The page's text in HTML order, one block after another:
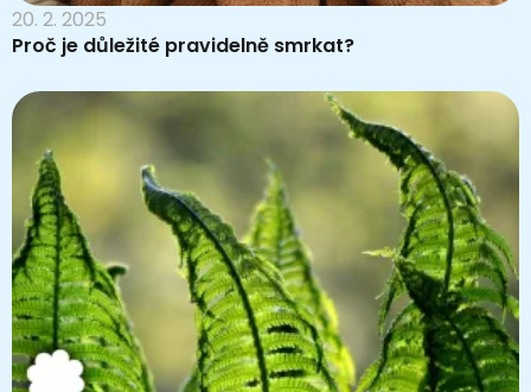
20. 2. 2025
Proč je důležité pravidelně smrkat?